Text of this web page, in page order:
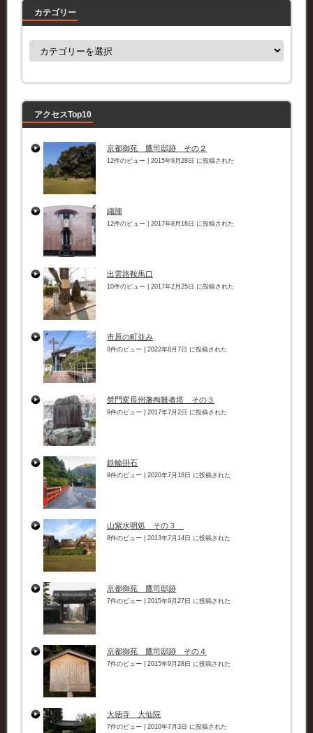
カテゴリー
カ
ー
アクセスTop10
京都御苑 鷹司邸跡 その２
12件のビュー 2015年9月28日 に投稿された
織陣
12件のビュー 2017年8月16日 に投稿された
出雲路鞍馬口
10件のビュー 2017年2月25日 に投稿された
市原の町並み
9件のビュー 2022年8月7日 に投稿された
禁門変長州藩殉難者塔 その３
9件のビュー 2017年7月2日 に投稿された
鉄輪掛石
9件のビュー 2020年7月18日 に投稿された
山紫水明処 その３
8件のビュー 2013年7月14日 に投稿された
京都御苑 鷹司邸跡
7件のビュー 2015年9月27日 に投稿された
京都御苑 鷹司邸跡 その４
7件のビュー 2015年9月28日 に投稿された
大徳寺 大仙院
7件のビュー 2010年7月3日 に投稿された